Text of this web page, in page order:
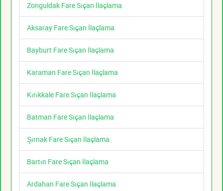
Zonguldak Fare Sıçan İlaçlama
Aksaray Fare Sıçan İlaçlama
Bayburt Fare Sıçan İlaçlama
Karaman Fare Sıçan İlaçlama
Kırıkkale Fare Sıçan İlaçlama
Batman Fare Sıçan İlaçlama
Şırnak Fare Sıçan İlaçlama
Bartın Fare Sıçan İlaçlama
Ardahan Fare Sıçan İlaçlama